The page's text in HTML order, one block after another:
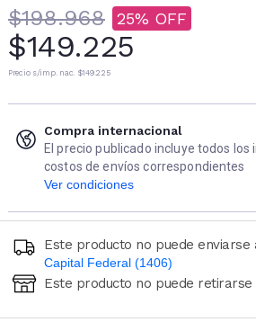
$198.968 25
$149.225
Precio s/imp. nac. $149.225
Compra internacional
El precio publicado incluye todos
costos de envíos correspondientes
Ver condiciones
Este producto no puede enviarse
Capital Federal (1406)
Ingresá código postal (sólo números)
CALCULAR
Este producto no puede